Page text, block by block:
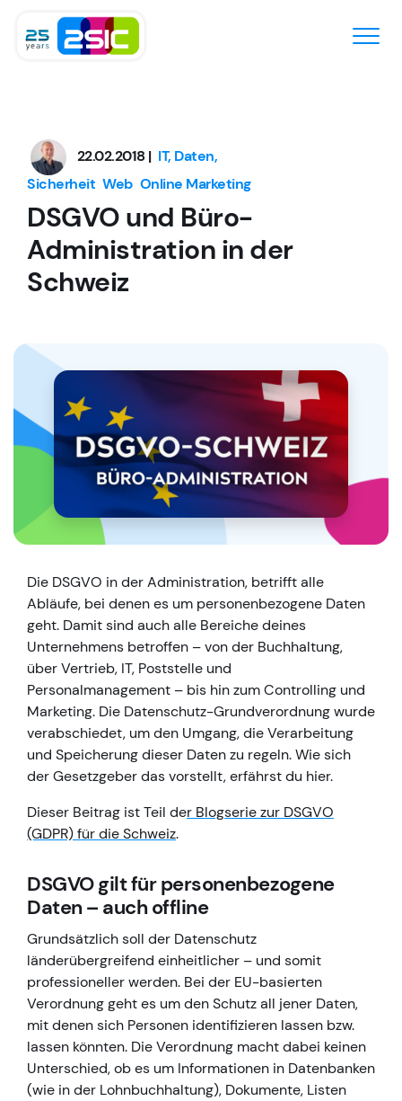
22.02.2018 | IT, Daten,
Sicherheit Web Online Marketing
DSGVO und Büro-
Administration in der
Schweiz
Die DSGVO in der Administration, betrifft alle
Abläufe, bei denen es um personenbezogene Daten
geht. Damit sind auch alle Bereiche deines
Unternehmens betroffen – von der Buchhaltung,
über Vertrieb, IT, Poststelle und
Personalmanagement – bis hin zum Controlling und
Marketing. Die Datenschutz-Grundverordnung wurde
verabschiedet, um den Umgang, die Verarbeitung
und Speicherung dieser Daten zu regeln. Wie sich
der Gesetzgeber das vorstellt, erfährst du hier.
Dieser Beitrag ist Teil der Blogserie zur DSGVO
(GDPR) für die Schweiz.
DSGVO gilt für personenbezogene
Daten – auch offline
Grundsätzlich soll der Datenschutz
länderübergreifend einheitlicher – und somit
professioneller werden. Bei der EU-basierten
Verordnung geht es um den Schutz all jener Daten,
mit denen sich Personen identifizieren lassen bzw.
lassen könnten. Die Verordnung macht dabei keinen
Unterschied, ob es um Informationen in Datenbanken
(wie in der Lohnbuchhaltung), Dokumente, Listen